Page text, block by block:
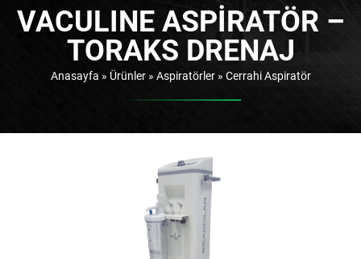
VACULINE ASPİRATÖR –
TORAKS DRENAJ
Anasayfa » Ürünler» Aspiratörler» Cerrahi Aspiratör